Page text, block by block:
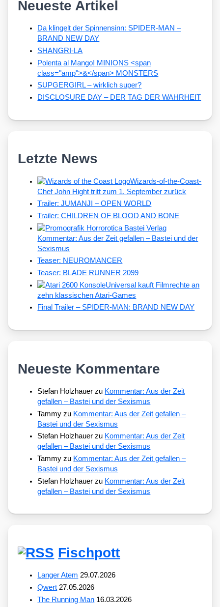
Neueste Artikel
Da klingelt der Spinnensinn: SPIDER-MAN –
BRAND NEW DAY
SHANGRI-LA
Polenta al Mango! MINIONS <span
class="amp">&</span> MONSTERS
SUPGERGIRL – wirklich super?
DISCLOSURE DAY – DER TAG DER WAHRHEIT
Letzte News
Wizards-of-the-Coast-
Chef John Hight tritt zum 1. September zurück
Trailer: JUMANJI – OPEN WORLD
Trailer: CHILDREN OF BLOOD AND BONE
Kommentar: Aus der Zeit gefallen – Bastei und der
Sexismus
Teaser: NEUROMANCER
Teaser: BLADE RUNNER 2099
Universal kauft Filmrechte an
zehn klassischen Atari-Games
Final Trailer – SPIDER-MAN: BRAND NEW DAY
Neueste Kommentare
Stefan Holzhauer zu Kommentar: Aus der Zeit
gefallen – Bastei und der Sexismus
Tammy zu Kommentar: Aus der Zeit gefallen –
Bastei und der Sexismus
Stefan Holzhauer zu Kommentar: Aus der Zeit
gefallen – Bastei und der Sexismus
Tammy zu Kommentar: Aus der Zeit gefallen –
Bastei und der Sexismus
Stefan Holzhauer zu Kommentar: Aus der Zeit
gefallen – Bastei und der Sexismus
Fischpott
Langer Atem 29.07.2026
Qwert 27.05.2026
The Running Man 16.03.2026